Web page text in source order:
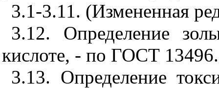
3.1-3.11. (Измененная
3.12. Определение
кислоте, - по ГОСТ
3.13. Определение